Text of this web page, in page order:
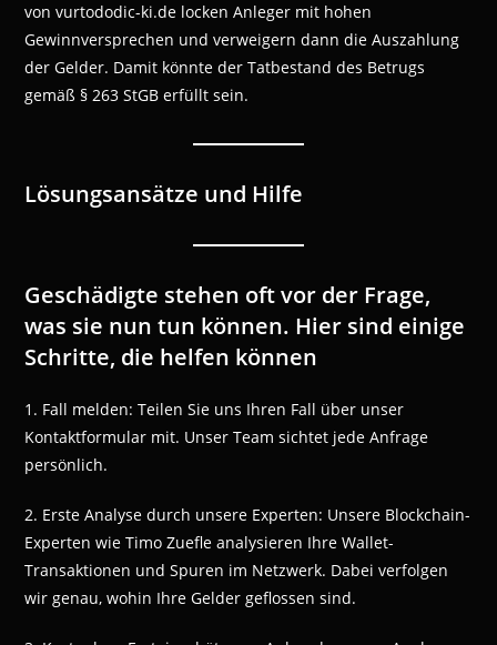
von vurtododic-ki.de locken Anleger mit hohen
Gewinnversprechen und verweigern dann die Auszahlung
der Gelder. Damit könnte der Tatbestand des Betrugs
gemäß § 263 StGB erfüllt sein.
Lösungsansätze und Hilfe
Geschädigte stehen oft vor der Frage,
was sie nun tun können. Hier sind einige
Schritte, die helfen können
1. Fall melden: Teilen Sie uns Ihren Fall über unser
Kontaktformular mit. Unser Team sichtet jede Anfrage
persönlich.
2. Erste Analyse durch unsere Experten: Unsere Blockchain-
Experten wie Timo Zuefle analysieren Ihre Wallet-
Transaktionen und Spuren im Netzwerk. Dabei verfolgen
wir genau, wohin Ihre Gelder geflossen sind.